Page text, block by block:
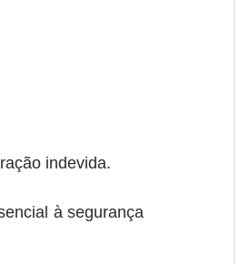
indevida.
à segurança